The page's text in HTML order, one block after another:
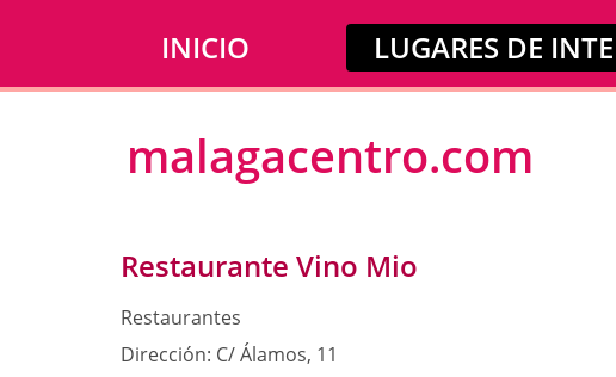
INICIO LUGARES DE
malagacentro.com
Restaurante Vino Mio
Restaurantes
Dirección: C/ Álamos, 11